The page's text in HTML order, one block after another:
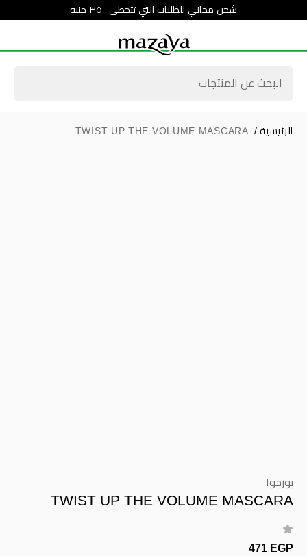
شحن مجاني للطلبات التي تتخطى ٣٥٠٠ جنيه
الرئيسية /
TWIST UP THE VOLUME MASCARA
بورجوا
TWIST UP THE VOLUME MASCARA
471 EGP